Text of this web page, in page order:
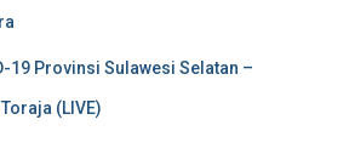
19 Provinsi Sulawesi Selatan –
(LIVE)